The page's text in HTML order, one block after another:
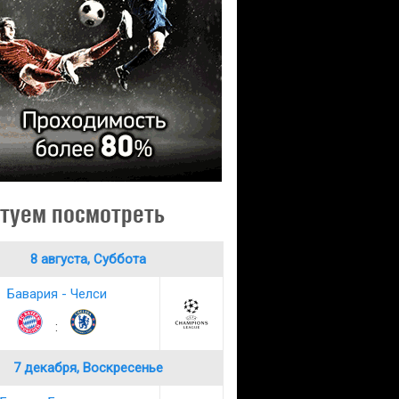
посмотреть
8 августа, Суббота
Бавария - Челси
:
7 декабря, Воскресенье